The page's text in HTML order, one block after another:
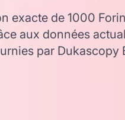
exacte de 1000
aux données
par Dukascopy